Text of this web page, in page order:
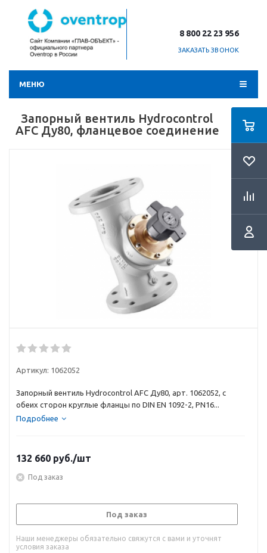
8 800 22 23 956
ЗАКАЗАТЬ ЗВОНОК
МЕНЮ
Запорный вентиль Hydrocontrol
AFC Ду80, фланцевое соединение
Артикул: 1062052
Запорный вентиль Hydrocontrol AFC Ду80, арт. 1062052, с
обеих сторон круглые фланцы по DIN EN 1092-2, PN16...
Подробнее
132 660 руб./шт
Под заказ
Под заказ
Наши менеджеры обязательно свяжутся с вами и уточнят
условия заказа